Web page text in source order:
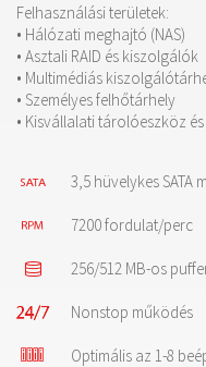
Felhasználási területek:
• Hálózati meghajtó (NAS)
• Asztali RAID és kiszolgálók
• Multimédiás
• Személyes felhőtárhely
• Kisvállalati tárolóeszköz
3,5 hüvelykes SATA
7200 fordulat/perc
256/512 MB-os
Nonstop működés
Optimális az 1-8